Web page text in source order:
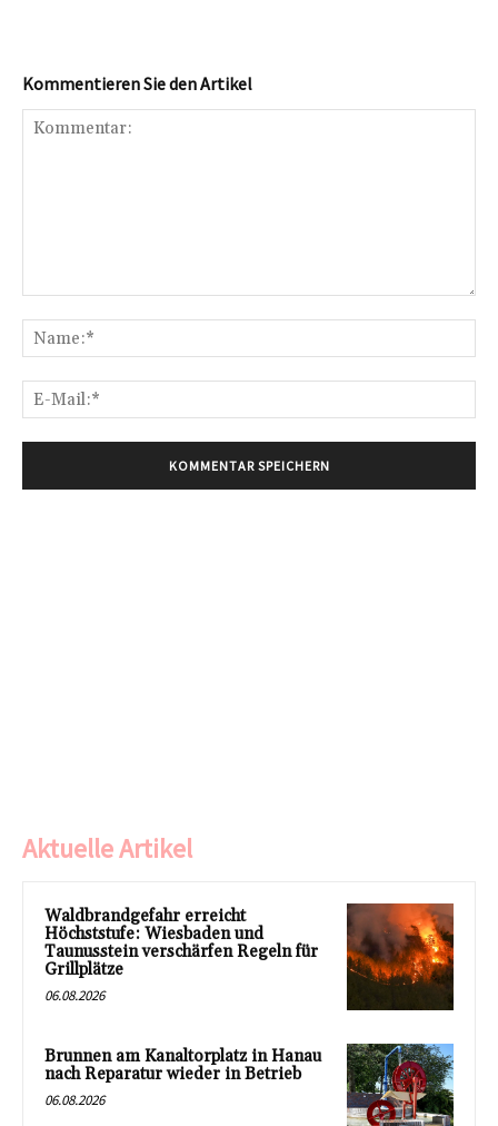
Kommentieren Sie den Artikel
Aktuelle Artikel
Waldbrandgefahr erreicht
Höchststufe: Wiesbaden und
Taunusstein verschärfen Regeln für
Grillplätze
06.08.2026
Brunnen am Kanaltorplatz in Hanau
nach Reparatur wieder in Betrieb
06.08.2026